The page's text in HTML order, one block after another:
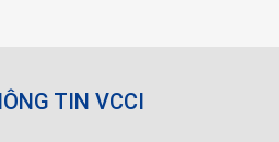
TIN VCCI